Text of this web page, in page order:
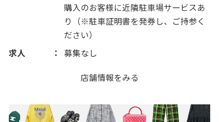
2011(325)
2010(27)
購入のお客様に近隣駐車場サービスあ
り（※駐車証明書を発券し、ご持参く
ださい）
求人
募集なし
店舗情報をみる